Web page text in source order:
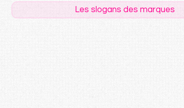
Les slogans des marques